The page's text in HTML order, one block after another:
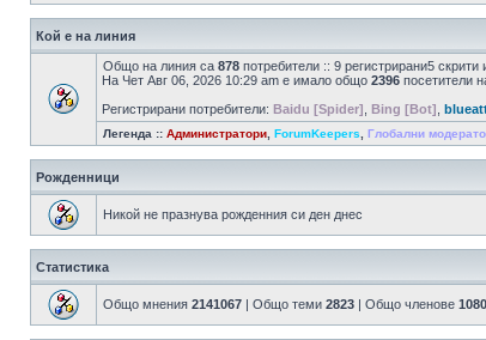
Кой е на линия
Общо на линия са 878 потребители :: 9 регистрирани5
На Чет Авг 06, 2026 10:29 am е имало общо 2396 посетители
Регистрирани потребители: Baidu [Spider] Bing [Bot]
Легенда :: Администратори ForumKeepers Глобални
Рожденници
Никой не празнува рожденния си ден днес
Статистика
Общо мнения 2141067 | Общо теми 2823 | Общо членове